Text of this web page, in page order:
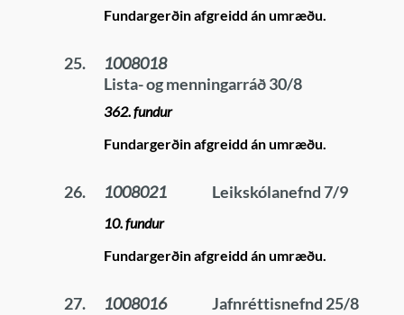
Fundargerðin afgreidd án umræðu.
25.
1008018
Lista- og menningarráð 30/8
362. fundur
Fundargerðin afgreidd án umræðu.
26. 1008021 Leikskólanefnd 7/9
10. fundur
Fundargerðin afgreidd án umræðu.
27. 1008016 Jafnréttisnefnd 25/8